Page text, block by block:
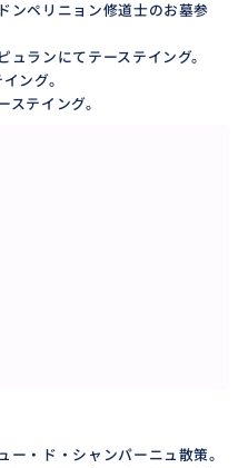
ンの日本人女性案内人が
。
ンペリニョン修道士のお墓参
ュランにてテーステイング。
ング。
ステイング。
ー・ド・シャンパーニュ散策。